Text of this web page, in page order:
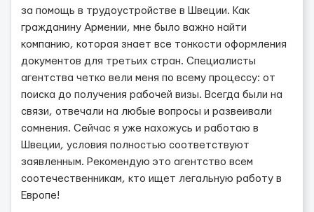
за помощь в трудоустройстве в Швеции. Как
гражданину Армении, мне было важно найти
компанию, которая знает все тонкости оформления
документов для третьих стран. Специалисты
агентства четко вели меня по всему процессу: от
поиска до получения рабочей визы. Всегда были на
связи, отвечали на любые вопросы и развеивали
сомнения. Сейчас я уже нахожусь и работаю в
Швеции, условия полностью соответствуют
заявленным. Рекомендую это агентство всем
соотечественникам, кто ищет легальную работу в
Европе!